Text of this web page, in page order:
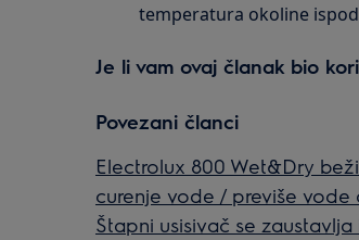
temperatura okoline ispod
Je li vam ovaj članak bio
Povezani članci
Electrolux 800 Wet&Dry
curenje vode / previše
Štapni usisivač se